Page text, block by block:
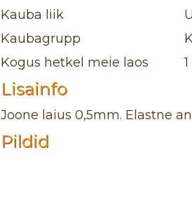
Kauba liik
Kaubagrupp
Kogus hetkel meie laos
1
Lisainfo
Joone laius 0,5mm. Elastne
Pildid